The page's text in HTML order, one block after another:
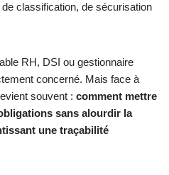
classification, de sécurisation
RH, DSI ou gestionnaire
concerné. Mais face à
souvent : comment mettre
sans alourdir la
une traçabilité